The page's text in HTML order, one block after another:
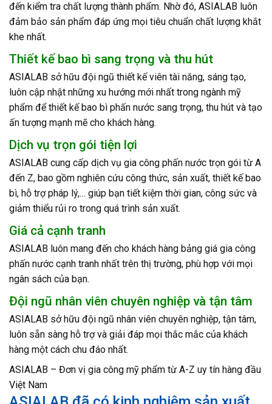
đến kiểm tra chất lượng thành phẩm. Nhờ đó, ASIALAB luôn
đảm bảo sản phẩm đáp ứng mọi tiêu chuẩn chất lượng khắt
khe nhất.
Thiết kế bao bì sang trọng và thu hút
ASIALAB sở hữu đội ngũ thiết kế viên tài năng, sáng tạo,
luôn cập nhật những xu hướng mới nhất trong ngành mỹ
phẩm để thiết kế bao bì phấn nước sang trọng, thu hút và tạo
ấn tượng mạnh mẽ cho khách hàng.
Dịch vụ trọn gói tiện lợi
ASIALAB cung cấp dịch vụ gia công phấn nước trọn gói từ A
đến Z, bao gồm nghiên cứu công thức, sản xuất, thiết kế bao
bì, hỗ trợ pháp lý,… giúp bạn tiết kiệm thời gian, công sức và
giảm thiểu rủi ro trong quá trình sản xuất.
Giá cả cạnh tranh
ASIALAB luôn mang đến cho khách hàng bảng giá gia công
phấn nước cạnh tranh nhất trên thị trường, phù hợp với mọi
ngân sách của bạn.
Đội ngũ nhân viên chuyên nghiệp và tận tâm
ASIALAB sở hữu đội ngũ nhân viên chuyên nghiệp, tận tâm,
luôn sẵn sàng hỗ trợ và giải đáp mọi thắc mắc của khách
hàng một cách chu đáo nhất.
ASIALAB – Đơn vị gia công mỹ phẩm từ A-Z uy tín hàng đầu
Việt Nam